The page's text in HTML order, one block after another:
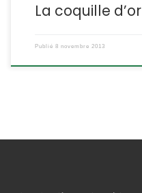
La coquille d’or
Publié 8 novembre 2013